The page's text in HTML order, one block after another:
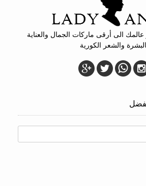
الى أرقى ماركات الجمال والعناية
والشعر الكورية